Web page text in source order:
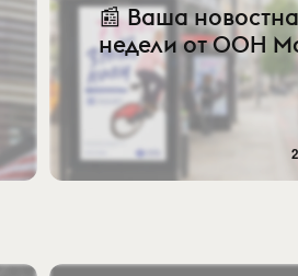
📰 Ваша
недели от OOH